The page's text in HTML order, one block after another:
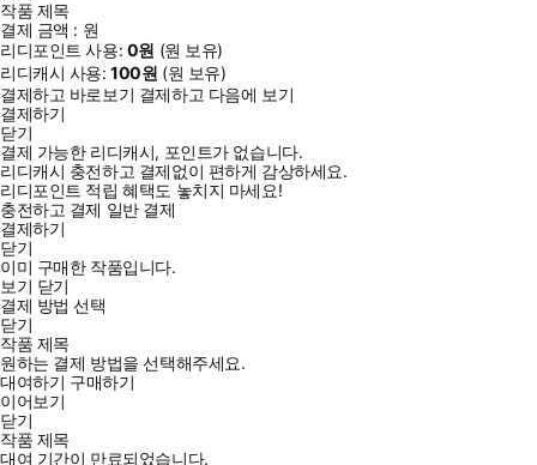
작품 제목
결제 금액 : 원
리디포인트 사용: 0원 (원 보유)
리디캐시 사용:100원 (원 보유)
결제하고 바로보기 결제하고 다음에 보기
결제하기
닫기
결제 가능한 리디캐시, 포인트가 없습니다.
리디캐시 충전하고 결제없이 편하게 감상하세요.
리디포인트 적립 혜택도 놓치지 마세요!
충전하고 결제 일반 결제
결제하기
닫기
이미 구매한 작품입니다.
보기 닫기
결제 방법 선택
닫기
작품 제목
원하는 결제 방법을 선택해주세요.
대여하기 구매하기
이어보기
닫기
작품 제목
대여 기간이 만료되었습니다.